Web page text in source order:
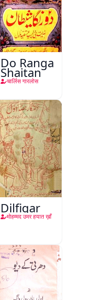
Do Ranga
Shaitan
चार्लिस गारलोस
Dilfigar
मोहम्मद उमर हयात ख़ाँ